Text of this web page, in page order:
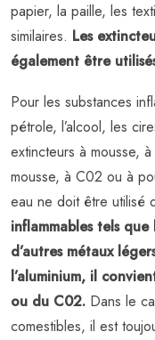
papier, la paille, les
similaires. Les
également être
Pour les substances
pétrole, l’alcool, les
extincteurs à mousse,
mousse, à C02 ou à
eau ne doit être utilisé
inflammables tels
d’autres métaux
l’aluminium, il
ou du C02. Dans le
comestibles, il est